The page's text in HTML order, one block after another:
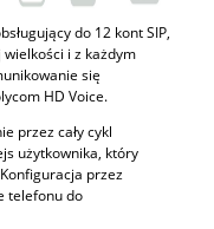
do 12 kont SIP,
i z każdym
się
HD Voice.
przez cały cykl
użytkownika, który
przez
telefonu do